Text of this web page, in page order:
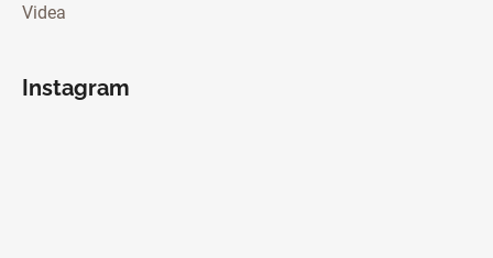
Videa
Instagram